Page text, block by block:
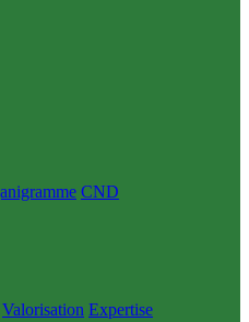
CND
Valorisation Expertise